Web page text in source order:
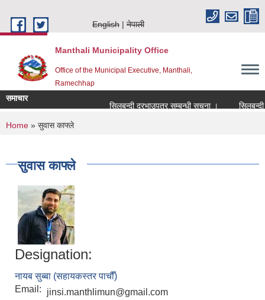
English
नेपाली
Manthali Municipality Office
Office of the Municipal Executive, Manthali,
Ramechhap
समाचार
सिलबन्दी दरभाउपत्र सम्बन्धी सूचना ।
सिलबन्दी
You are here
Home » सुवास काफ्ले
सुवास काफ्ले
Designation:
नायब सुब्बा (सहायकस्तर पाचौँ)
Email:
jinsi.manthlimun@gmail.com